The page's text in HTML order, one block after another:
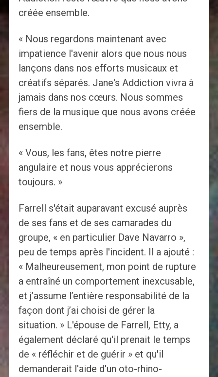
créée ensemble.
« Nous regardons maintenant avec
impatience l'avenir alors que nous nous
lançons dans nos efforts musicaux et
créatifs séparés. Jane's Addiction vivra à
jamais dans nos cœurs. Nous sommes
fiers de la musique que nous avons créée
ensemble.
« Vous, les fans, êtes notre pierre
angulaire et nous vous apprécierons
toujours. »
Farrell s'était auparavant excusé auprès
de ses fans et de ses camarades du
groupe, « en particulier Dave Navarro »,
peu de temps après l'incident. Il a ajouté :
« Malheureusement, mon point de rupture
a entraîné un comportement inexcusable,
et j’assume l’entière responsabilité de la
façon dont j’ai choisi de gérer la
situation. » L'épouse de Farrell, Etty, a
également déclaré qu'il prenait le temps
de « réfléchir et de guérir » et qu'il
demanderait l'aide d'un oto-rhino-